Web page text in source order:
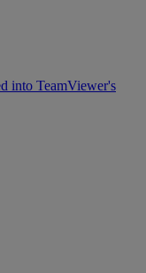
into TeamViewer's